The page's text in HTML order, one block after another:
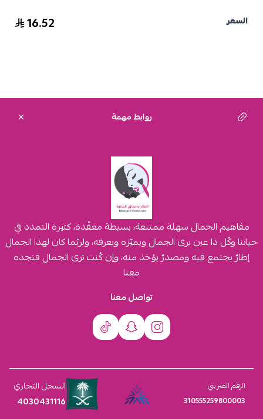
السعر 16.52
روابط مهمة
مفاهيم الجمال سهلة ممتنعة، بسيطة معقّدة، كثيرة التمدد في
حياتنا وكُل ذا عين يرى الجمال ويميّزه ويعرفه، ولربّما كان لهذا الجمال
إطارٌ يجتمع فيه ومصدرٌ يؤخذ منه، وإن كُنت ترى الجمال فتجده
معنا
تواصل معنا
الرقم الضريبي
310555259800003
السجل التجاري
4030431116